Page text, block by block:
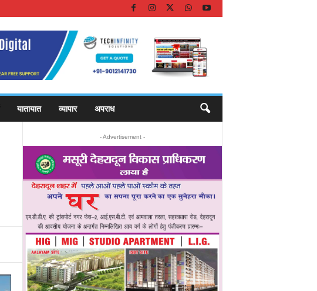
यातायात व्यापार अपराध
- Advertisement -